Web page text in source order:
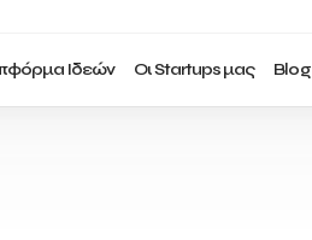
Ιδεών Οι Startups μας Blog